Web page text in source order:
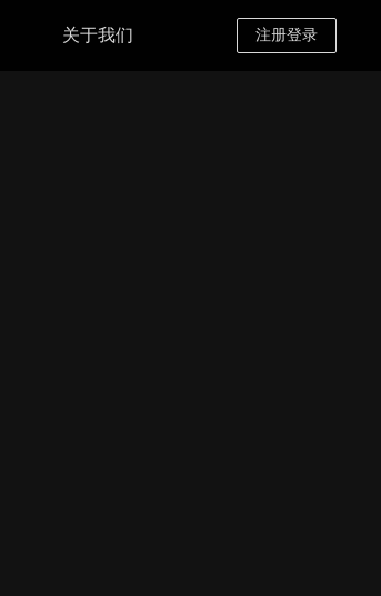
关于我们 注册登录